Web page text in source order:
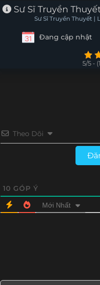
Tập 2 Tập 1
Sư Sĩ Truyền
Sư Sĩ Truyền Thuyết |
Đang cập nhật
5/5 -
Theo Dõi
10 GÓP Ý
Mới Nhất